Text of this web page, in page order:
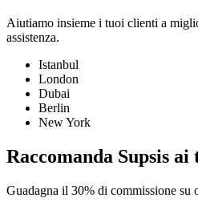
Aiutiamo insieme i tuoi clienti a
assistenza.
Istanbul
London
Dubai
Berlin
New York
Raccomanda Supsis
Guadagna il 30% di commissione su